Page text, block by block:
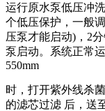
运行原水泵低压冲
个低压保护，一般
压泵才能启动)，2
泵启动。系统正常
550mm
时，打开紫外线杀
的滤芯过滤 后，送